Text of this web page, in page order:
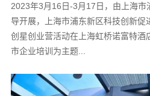
2023年3月16日-3月17日，由上海市
导开展，上海市浦东新区科技创新促
创星创业营活动在上海虹桥诺富特酒
市企业培训为主题...